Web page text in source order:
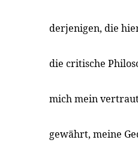
derjenigen, die
die critische
mich mein
gewährt, meine